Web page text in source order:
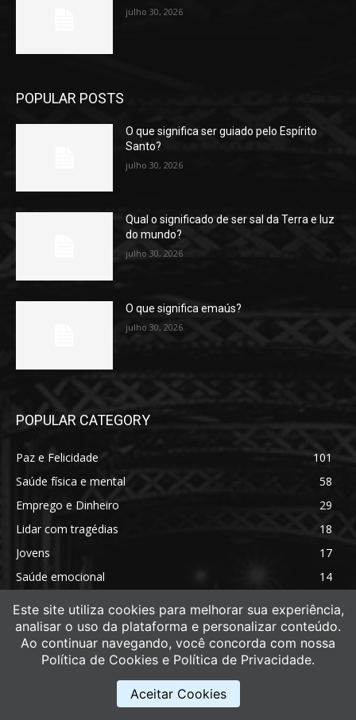
julho 30, 2026
POPULAR POSTS
O que significa ser guiado pelo Espírito
Santo?
julho 30, 2026
Qual o significado de ser sal da Terra e luz
do mundo?
julho 30, 2026
O que significa emaús?
julho 30, 2026
POPULAR CATEGORY
Paz e Felicidade
101
Saúde física e mental
58
Emprego e Dinheiro
29
Lidar com tragédias
18
Jovens
17
Saúde emocional
14
Este site utiliza cookies para melhorar sua experiência,
analisar o uso da plataforma e personalizar conteúdo.
Ao continuar navegando, você concorda com nossa
Política de Cookies e Política de Privacidade.
Aceitar Cookies